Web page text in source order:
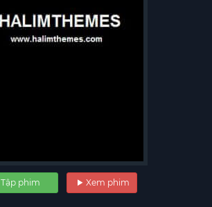
Xem phim
Tập phim